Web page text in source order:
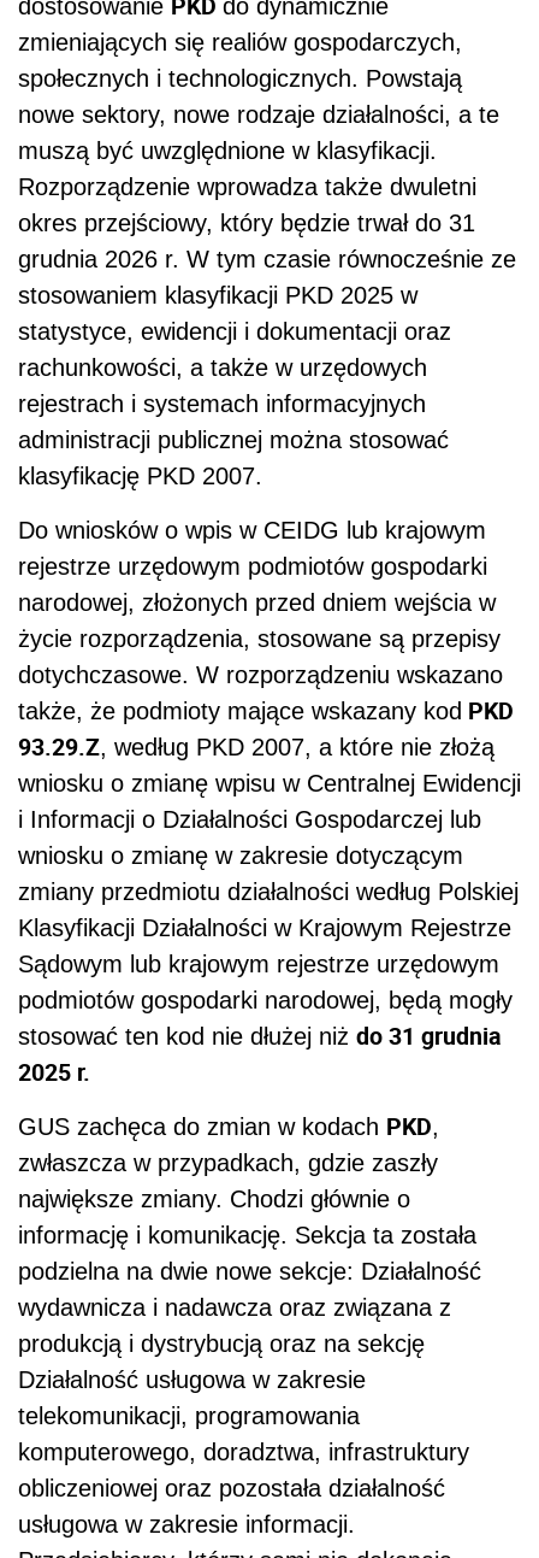
dostosowanie
do dynamicznie
zmieniających się realiów gospodarczych,
społecznych i technologicznych. Powstają
nowe sektory, nowe rodzaje działalności, a te
muszą być uwzględnione w klasyfikacji.
Rozporządzenie wprowadza także dwuletni
okres przejściowy, który będzie trwał do 31
grudnia 2026 r. W tym czasie równocześnie ze
stosowaniem klasyfikacji PKD 2025 w
statystyce, ewidencji i dokumentacji oraz
rachunkowości, a także w urzędowych
rejestrach i systemach informacyjnych
administracji publicznej można stosować
klasyfikację PKD 2007.
Do wniosków o wpis w CEIDG lub krajowym
rejestrze urzędowym podmiotów gospodarki
narodowej, złożonych przed dniem wejścia w
życie rozporządzenia, stosowane są przepisy
dotychczasowe. W rozporządzeniu wskazano
także, że podmioty mające wskazany kod PKD
93.29.Z, według PKD 2007, a które nie złożą
wniosku o zmianę wpisu w Centralnej Ewidencji
i Informacji o Działalności Gospodarczej lub
wniosku o zmianę w zakresie dotyczącym
zmiany przedmiotu działalności według Polskiej
Klasyfikacji Działalności w Krajowym Rejestrze
Sądowym lub krajowym rejestrze urzędowym
podmiotów gospodarki narodowej, będą mogły
stosować ten kod nie dłużej niż do 31 grudnia
2025 r.
GUS zachęca do zmian w kodach PKD,
zwłaszcza w przypadkach, gdzie zaszły
największe zmiany. Chodzi głównie o
informację i komunikację. Sekcja ta została
podzielna na dwie nowe sekcje: Działalność
wydawnicza i nadawcza oraz związana z
produkcją i dystrybucją oraz na sekcję
Działalność usługowa w zakresie
telekomunikacji, programowania
komputerowego, doradztwa, infrastruktury
obliczeniowej oraz pozostała działalność
usługowa w zakresie informacji.